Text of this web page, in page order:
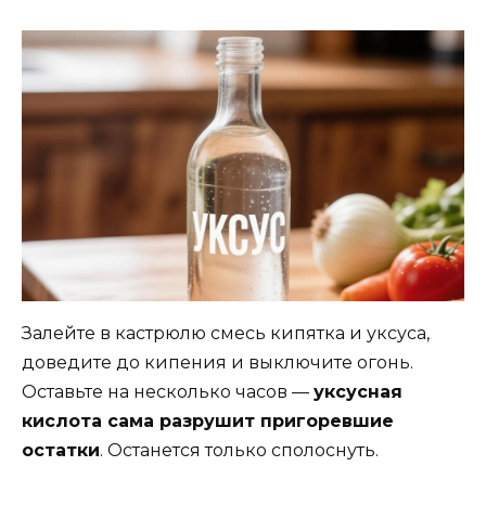
Залейте в кастрюлю смесь кипятка и уксуса,
доведите до кипения и выключите огонь.
Оставьте на несколько часов — уксусная
кислота сама разрушит пригоревшие
остатки. Останется только сполоснуть.